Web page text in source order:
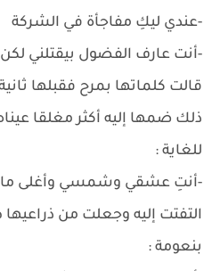
-عندي ليكِ مفاجأة في الشركة
-أنت عارف الفضول بيقتلني
قالت كلماتها بمرح فقبلها
ذلك ضمها إليه أكثر مغلقا
للغاية :
-أنتِ عشقي وشمسي وأغلى ما
التفتت إليه وجعلت من
بنعومة :